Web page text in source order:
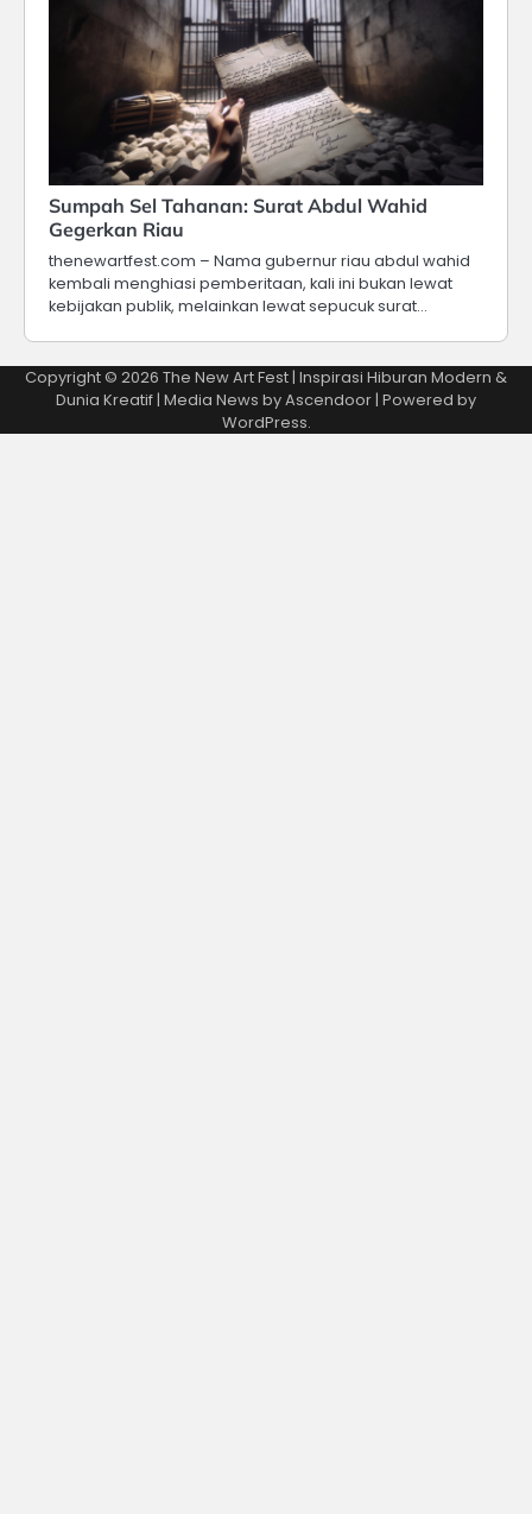
Sumpah Sel Tahanan: Surat Abdul Wahid
Gegerkan Riau
thenewartfest.com – Nama gubernur riau abdul wahid
kembali menghiasi pemberitaan, kali ini bukan lewat
kebijakan publik, melainkan lewat sepucuk surat…
Copyright © 2026 The New Art Fest | Inspirasi Hiburan Modern &
Dunia Kreatif| Media News byAscendoor| Powered by
WordPress.